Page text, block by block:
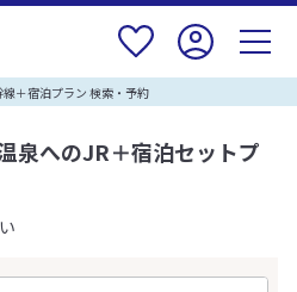
線＋宿泊プラン 検索・予約
泉へのJR＋宿泊セットプ